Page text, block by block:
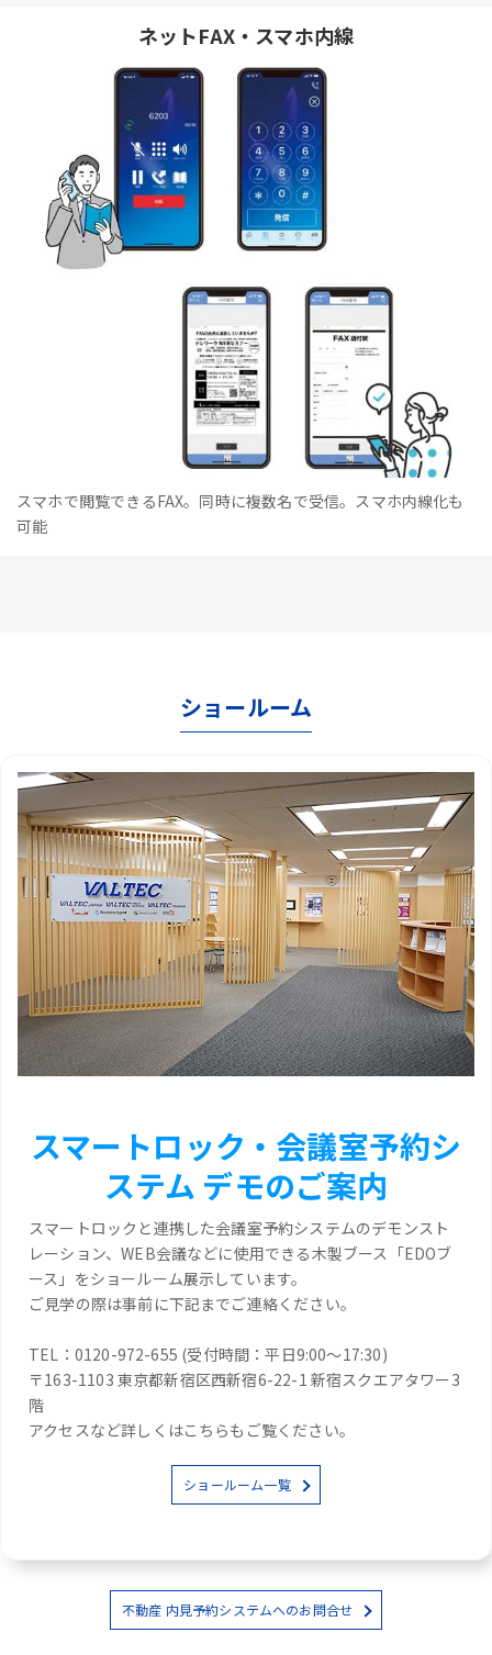
ネットFAX・スマホ内線
スマホで閲覧できるFAX。同時に複数名で受信。スマホ内線化も
可能
ショールーム
スマートロック・会議室予約シ
ステム デモのご案内
スマートロックと連携した会議室予約システムのデモンスト
レーション、WEB会議などに使用できる木製ブース「EDOブ
ース」をショールーム展示しています。
ご見学の際は事前に下記までご連絡ください。
TEL：0120-972-655 (受付時間：平日9:00～17:30)
〒163-1103 東京都新宿区西新宿6-22-1 新宿スクエアタワー3
階
アクセスなど詳しくはこちらもご覧ください。
ショールーム一覧
不動産 内見予約システムへのお問合せ